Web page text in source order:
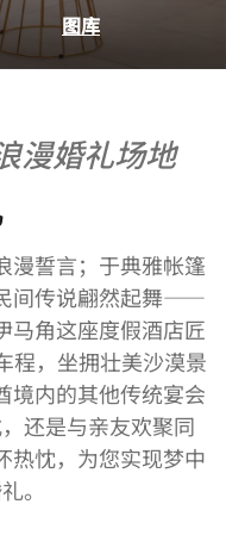
图库
漫婚礼场地
漫誓言；于典雅帐篷
间传说翩然起舞——
马角这座度假酒店匠
程，坐拥壮美沙漠景
境内的其他传统宴会
还是与亲友欢聚同
热忱，为您实现梦中
。